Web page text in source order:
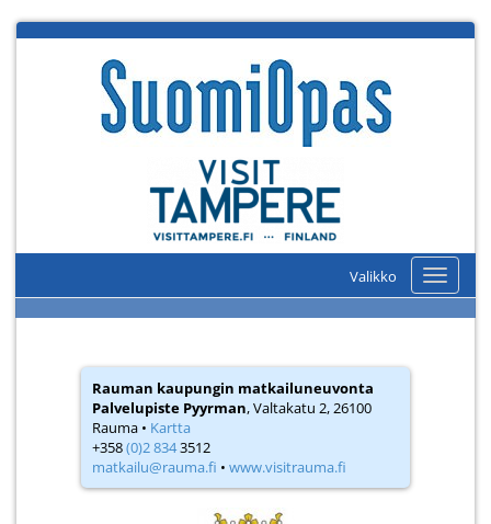
Valikko Valikko
Rauman kaupungin matkailuneuvonta
Palvelupiste Pyyrman, Valtakatu 2, 26100
Rauma • Kartta
+358(0)2 8343512
matkailu@rauma.fi • www.visitrauma.fi